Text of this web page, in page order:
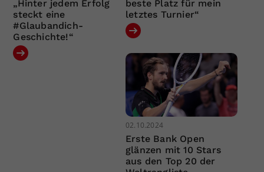
„Hinter jedem Erfolg
steckt eine
#Glaubandich-
Geschichte!“
beste Platz für mein
letztes Turnier“
02.10.2024
Erste Bank Open
glänzen mit 10 Stars
aus den Top 20 der